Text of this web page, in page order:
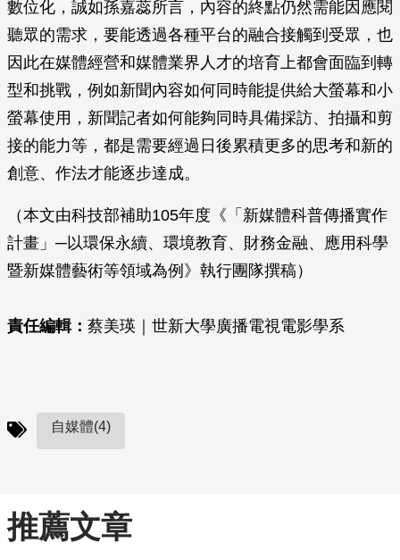
數位化，誠如孫嘉蕊所言，內容的終點仍然需能因應閱
聽眾的需求，要能透過各種平台的融合接觸到受眾，也
因此在媒體經營和媒體業界人才的培育上都會面臨到轉
型和挑戰，例如新聞內容如何同時能提供給大螢幕和小
螢幕使用，新聞記者如何能夠同時具備採訪、拍攝和剪
接的能力等，都是需要經過日後累積更多的思考和新的
創意、作法才能逐步達成。
（本文由科技部補助105年度《「新媒體科普傳播實作
計畫」─以環保永續、環境教育、財務金融、應用科學
暨新媒體藝術等領域為例》執行團隊撰稿）
責任編輯： 蔡美瑛｜世新大學廣播電視電影學系
自媒體(4)
推薦文章